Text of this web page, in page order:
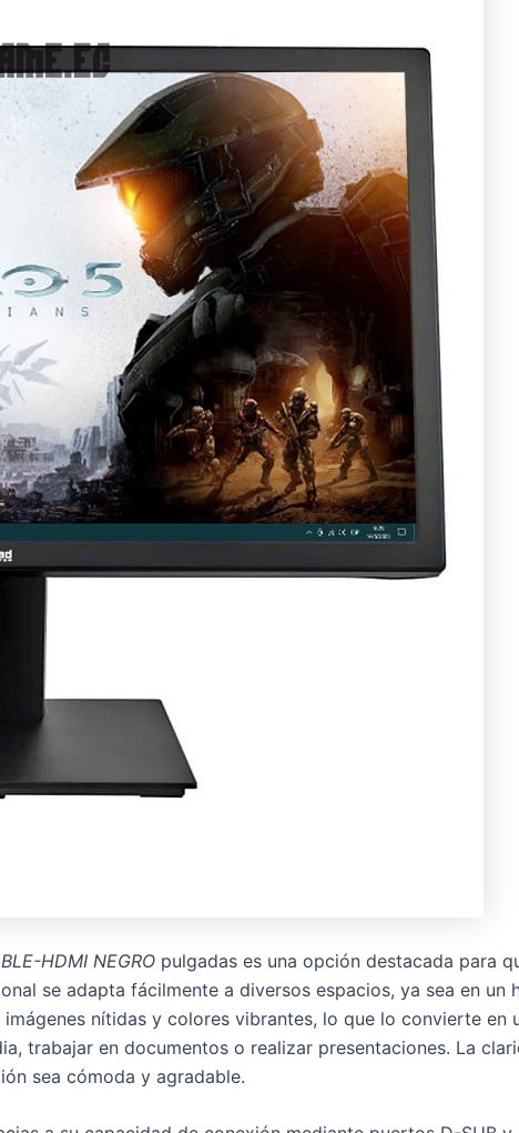
HDMI NEGRO pulgadas es una opción destacada para
se adapta fácilmente a diversos espacios, ya sea en un
nítidas y colores vibrantes, lo que lo convierte en
trabajar en documentos o realizar presentaciones. La
sea cómoda y agradable.